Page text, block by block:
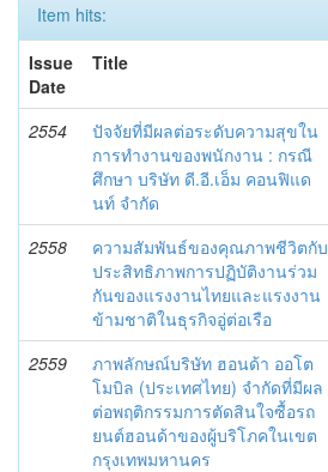
Item hits:
Issue
Date
Title
2554
ปัจจัยที่มีผลต่อระดับความสุขใน
การทำงานของพนักงาน : กรณี
ศึกษา บริษัท ดี.อี.เอ็ม คอนฟิแด
นท์ จำกัด
2558
ความสัมพันธ์ของคุณภาพชีวิตกับ
ประสิทธิภาพการปฏิบัติงานร่วม
กันของแรงงานไทยและแรงงาน
ข้ามชาติในธุรกิจอู่ต่อเรือ
2559
ภาพลักษณ์บริษัท ฮอนด้า ออโต
โมบิล (ประเทศไทย) จำกัดที่มีผล
ต่อพฤติกรรมการตัดสินใจซื้อรถ
ยนต์ฮอนด้าของผู้บริโภคในเขต
กรุงเทพมหานคร